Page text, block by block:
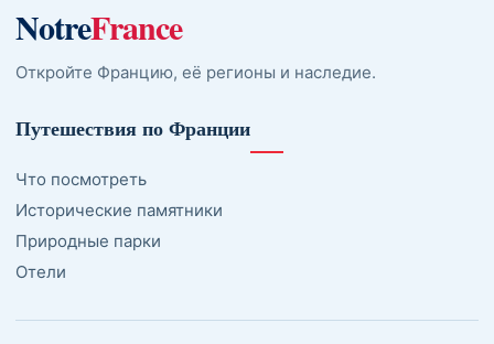
NotreFrance
Откройте Францию, её регионы и наследие.
Путешествия по Франции
Что посмотреть
Исторические памятники
Природные парки
Отели